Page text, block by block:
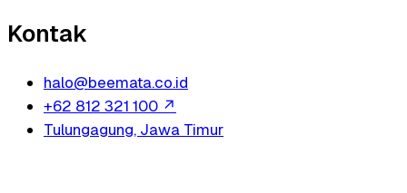
Kontak
halo@beemata.co.id
+62 812 321 100 ↗
Tulungagung, Jawa Timur